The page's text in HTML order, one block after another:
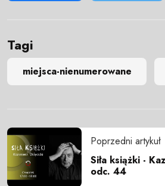
Tagi
miejsca-nienumerowane
Poprzedni artykuł
Siła książki -
odc. 44